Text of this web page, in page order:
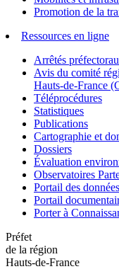
Promotion de la
Ressources en ligne
Arrêtés
Avis du comité
Hauts-de-France
Téléprocédures
Statistiques
Publications
Cartographie et
Dossiers
Évaluation
Observatoires
Portail des
Portail
Porter à
Préfet
de la région
Hauts-de-France